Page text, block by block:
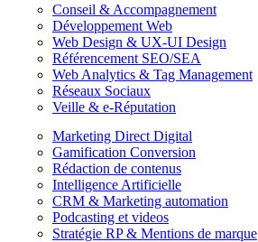
Conseil & Accompagnement
Développement Web
Web Design & UX-UI Design
Référencement SEO/SEA
Web Analytics & Tag Management
Réseaux Sociaux
Veille & e-Réputation
Marketing Direct Digital
Gamification Conversion
Rédaction de contenus
Intelligence Artificielle
CRM & Marketing automation
Podcasting et videos
Stratégie RP & Mentions de marque